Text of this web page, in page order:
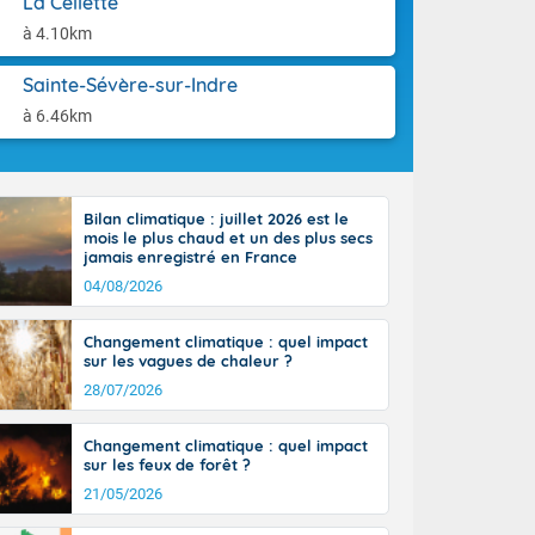
à 4.10km
Sainte-Sévère-sur-Indre
à 6.46km
l'après-
14
il fait
30 à 35
Bilan climatique : juillet 2026 est le
mois le plus chaud et un des plus secs
jamais enregistré en France
04/08/2026
Changement climatique : quel impact
sur les vagues de chaleur ?
28/07/2026
Changement climatique : quel impact
sur les feux de forêt ?
21/05/2026